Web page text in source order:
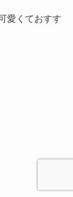
愛くておすす